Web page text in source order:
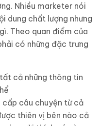
Nhiều marketer nói
dung chất lượng nhưng
Theo quan điểm của
có những đặc trưng
cả những thông tin
cấp câu chuyện từ cả
thiên vị bên nào cả